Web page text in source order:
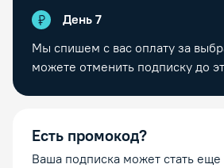
День 7
Мы спишем с вас оплату за
можете отменить подписку до
Есть промокод?
Ваша подписка может стать